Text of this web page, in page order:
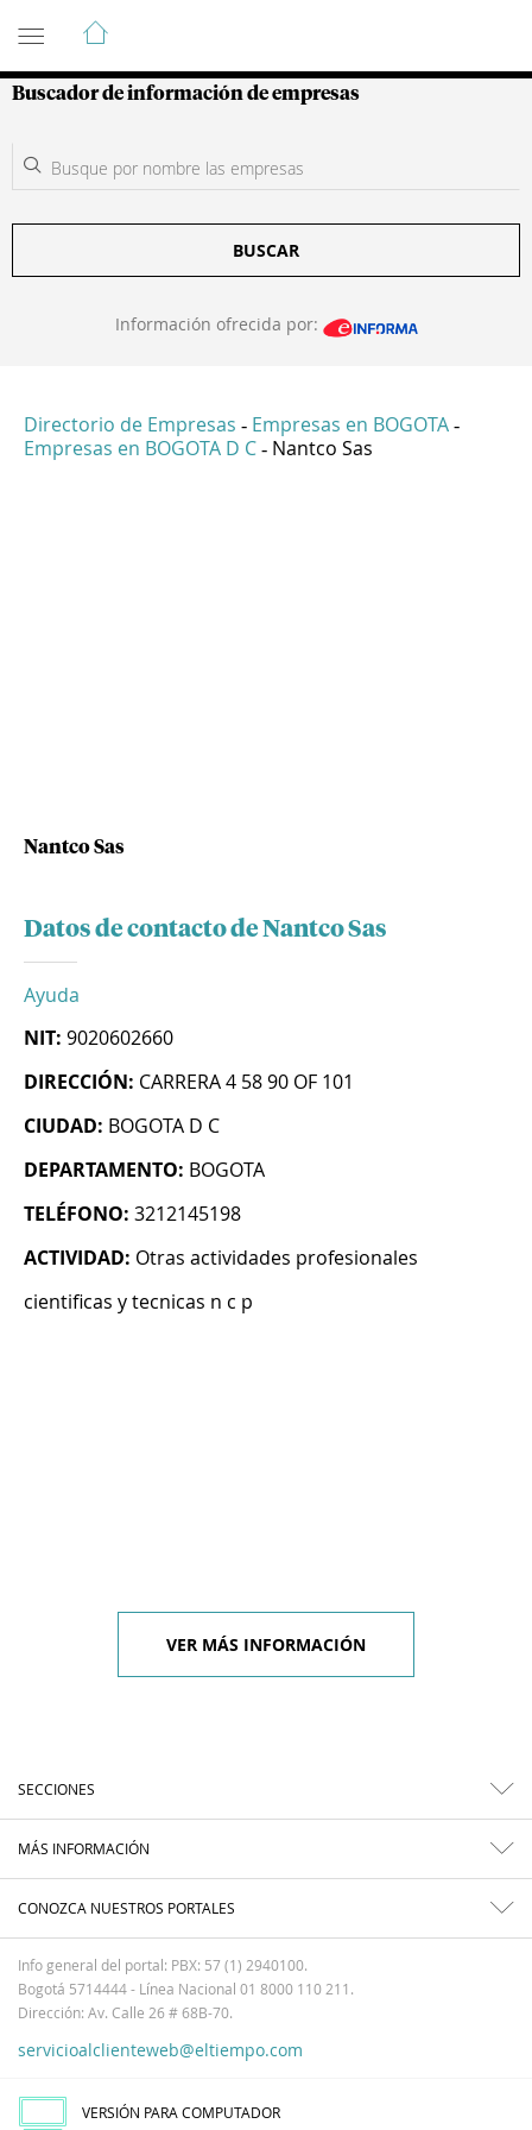
Guía de Empresas Colombianas
Buscador de información de empresas
BUSCAR
Información ofrecida por:
Directorio de Empresas - Empresas en BOGOTA -
Empresas en BOGOTA D C - Nantco Sas
Nantco Sas
Datos de contacto de Nantco Sas
Ayuda
NIT: 9020602660
DIRECCIÓN: CARRERA 4 58 90 OF 101
CIUDAD: BOGOTA D C
DEPARTAMENTO: BOGOTA
TELÉFONO: 3212145198
ACTIVIDAD: Otras actividades profesionales
cientificas y tecnicas n c p
VER MÁS INFORMACIÓN
SECCIONES
MÁS INFORMACIÓN
CONOZCA NUESTROS PORTALES
Info general del portal: PBX: 57 (1) 2940100.
Bogotá 5714444 - Línea Nacional 01 8000 110 211.
Dirección: Av. Calle 26 # 68B-70.
servicioalclienteweb@eltiempo.com
VERSIÓN PARA COMPUTADOR